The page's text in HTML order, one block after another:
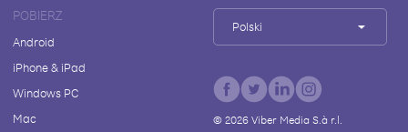
POBIERZ
Android
iPhone & iPad
Windows PC
Mac
Polski
© 2026Viber Media S.à r.l.